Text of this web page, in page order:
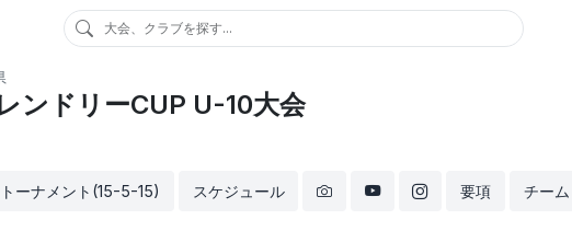
大会、クラブを探す...
ンドリーCUP U-10大会
ーナメント(15-5-15) スケジュール 要項 チーム